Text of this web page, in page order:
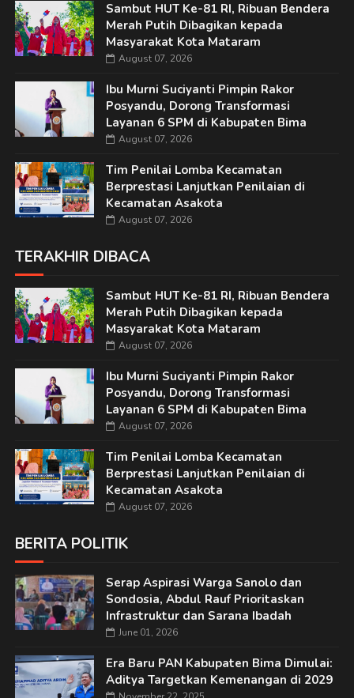
Sambut HUT Ke-81 RI, Ribuan Bendera
Merah Putih Dibagikan kepada
Masyarakat Kota Mataram
August 07, 2026
Ibu Murni Suciyanti Pimpin Rakor
Posyandu, Dorong Transformasi
Layanan 6 SPM di Kabupaten Bima
August 07, 2026
Tim Penilai Lomba Kecamatan
Berprestasi Lanjutkan Penilaian di
Kecamatan Asakota
August 07, 2026
TERAKHIR DIBACA
Sambut HUT Ke-81 RI, Ribuan Bendera
Merah Putih Dibagikan kepada
Masyarakat Kota Mataram
August 07, 2026
Ibu Murni Suciyanti Pimpin Rakor
Posyandu, Dorong Transformasi
Layanan 6 SPM di Kabupaten Bima
August 07, 2026
Tim Penilai Lomba Kecamatan
Berprestasi Lanjutkan Penilaian di
Kecamatan Asakota
August 07, 2026
BERITA POLITIK
Serap Aspirasi Warga Sanolo dan
Sondosia, Abdul Rauf Prioritaskan
Infrastruktur dan Sarana Ibadah
June 01, 2026
Era Baru PAN Kabupaten Bima Dimulai:
Aditya Targetkan Kemenangan di 2029